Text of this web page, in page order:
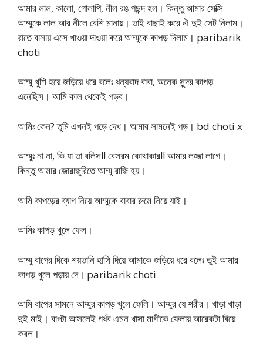
আমার লাল, কালো, গোলাপি, নীল রঙ পছন্দ হল। কিন্তু আমার সেক্সি
আম্মুকে লাল আর নীলে বেশি মানায়। তাই বাছাই করে ঐ দুই সেট নিলাম।
রাতে বাসায় এসে খাওয়া দাওয়া করে আম্মুকে কাপড় দিলাম। paribarik
choti
আম্মু খুশি হয়ে জড়িয়ে ধরে বলেঃ ধন্যবাদ বাবা, অনেক সুন্দর কাপড়
এনেছিস। আমি কাল থেকেই পড়ব।
আমিঃ কেন? তুমি এখনই পড়ে দেখ। আমার সামনেই পড়। bd choti x
আম্মুঃ না না, কি যা তা বলিস!! বেসরম কোথাকার!! আমার লজ্জা লাগে।
কিন্তু আমার জোরাজুরিতে আম্মু রাজি হয়।
আমি কাপড়ের ব্যাগ নিয়ে আম্মুকে বাবার রুমে নিয়ে যাই।
আমিঃ কাপড় খুলে ফেল।
আম্মু বাপের দিকে শয়তানি হাসি দিয়ে আমাকে জড়িয়ে ধরে বলেঃ তুই আমার
কাপড় খুলে পড়ায় দে। paribarik choti
আমি বাপের সামনে আম্মুর কাপড় খুলে ফেলি। আম্মুর যে শরীর। খাড়া খাড়া
দুই মাই। বাপ্টা আসলেই গর্ধব এমন খাসা মাগীকে ফেলায় আরেকটা বিয়ে
করল।